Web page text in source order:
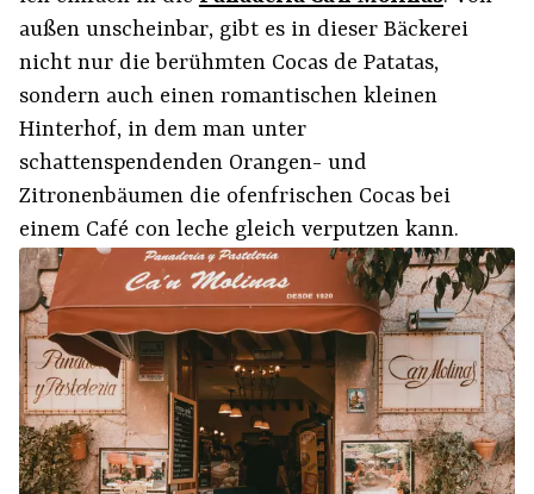
außen unscheinbar, gibt es in dieser Bäckerei
nicht nur die berühmten Cocas de Patatas,
sondern auch einen romantischen kleinen
Hinterhof, in dem man unter
schattenspendenden Orangen- und
Zitronenbäumen die ofenfrischen Cocas bei
einem Café con leche gleich verputzen kann.